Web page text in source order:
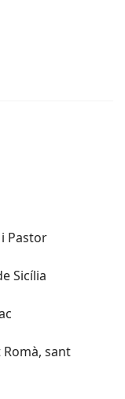
Pastor
Sicília
Romà, sant